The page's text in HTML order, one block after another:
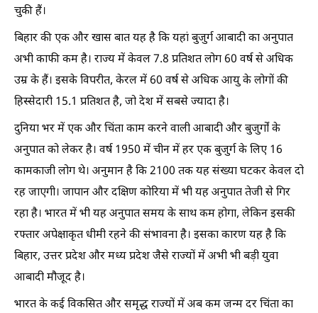
चुकी हैं।
बिहार की एक और खास बात यह है कि यहां बुजुर्ग आबादी का अनुपात
अभी काफी कम है। राज्य में केवल 7.8 प्रतिशत लोग 60 वर्ष से अधिक
उम्र के हैं। इसके विपरीत, केरल में 60 वर्ष से अधिक आयु के लोगों की
हिस्सेदारी 15.1 प्रतिशत है, जो देश में सबसे ज्यादा है।
दुनिया भर में एक और चिंता काम करने वाली आबादी और बुजुर्गों के
अनुपात को लेकर है। वर्ष 1950 में चीन में हर एक बुजुर्ग के लिए 16
कामकाजी लोग थे। अनुमान है कि 2100 तक यह संख्या घटकर केवल दो
रह जाएगी। जापान और दक्षिण कोरिया में भी यह अनुपात तेजी से गिर
रहा है। भारत में भी यह अनुपात समय के साथ कम होगा, लेकिन इसकी
रफ्तार अपेक्षाकृत धीमी रहने की संभावना है। इसका कारण यह है कि
बिहार, उत्तर प्रदेश और मध्य प्रदेश जैसे राज्यों में अभी भी बड़ी युवा
आबादी मौजूद है।
भारत के कई विकसित और समृद्ध राज्यों में अब कम जन्म दर चिंता का